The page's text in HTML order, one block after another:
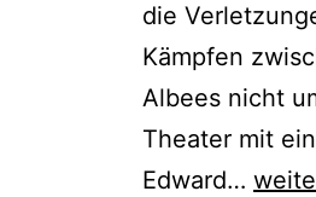
die
Kämpfen
Albees nicht
Theater mit
Edward… Wer